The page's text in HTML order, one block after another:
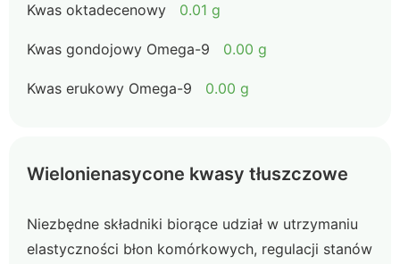
Kwas oktadecenowy 0.01 g
Kwas gondojowy Omega-9 0.00 g
Kwas erukowy Omega-9 0.00 g
Wielonienasycone kwasy tłuszczowe
Niezbędne składniki biorące udział w utrzymaniu
elastyczności błon komórkowych, regulacji stanów